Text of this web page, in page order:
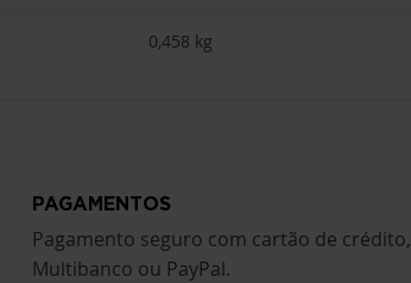
0,458 kg
PAGAMENTOS
Pagamento seguro com cartão de crédito,
Multibanco ou PayPal.